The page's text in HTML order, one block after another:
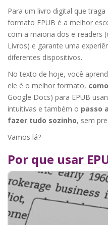
Para um livro digital que
formato EPUB é a melhor
com a maioria dos e-readers
Livros) e garante uma
diferentes dispositivos.
No texto de hoje, você
ele é o melhor formato,
Google Docs) para EPUB
intuitivas e também o passo
fazer tudo sozinho, sem
Vamos lá?
Por que usar